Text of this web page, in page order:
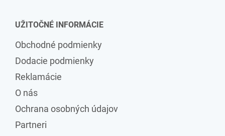
UŽITOČNÉ INFORMÁCIE
Obchodné podmienky
Dodacie podmienky
Reklamácie
O nás
Ochrana osobných údajov
Partneri